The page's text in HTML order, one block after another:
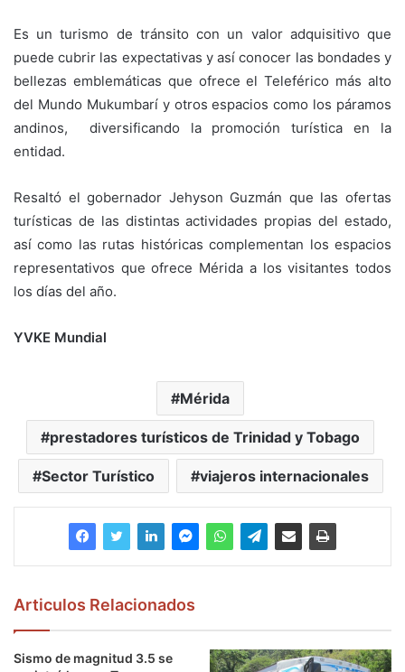
Es un turismo de tránsito con un valor adquisitivo que
puede cubrir las expectativas y así conocer las bondades y
bellezas emblemáticas que ofrece el Teleférico más alto
del Mundo Mukumbarí y otros espacios como los páramos
andinos, diversificando la promoción turística en la
entidad.
Resaltó el gobernador Jehyson Guzmán que las ofertas
turísticas de las distintas actividades propias del estado,
así como las rutas históricas complementan los espacios
representativos que ofrece Mérida a los visitantes todos
los días del año.
YVKE Mundial
Mérida
prestadores turísticos de Trinidad y Tobago
Sector Turístico viajeros internacionales
Articulos Relacionados
Sismo de magnitud 3.5 se